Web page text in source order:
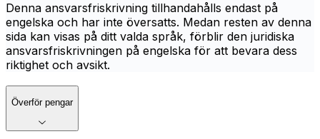
Denna ansvarsfriskrivning tillhandahålls endast på
engelska och har inte översatts. Medan resten av denna
sida kan visas på ditt valda språk, förblir den juridiska
ansvarsfriskrivningen på engelska för att bevara dess
riktighet och avsikt.
Överför pengar